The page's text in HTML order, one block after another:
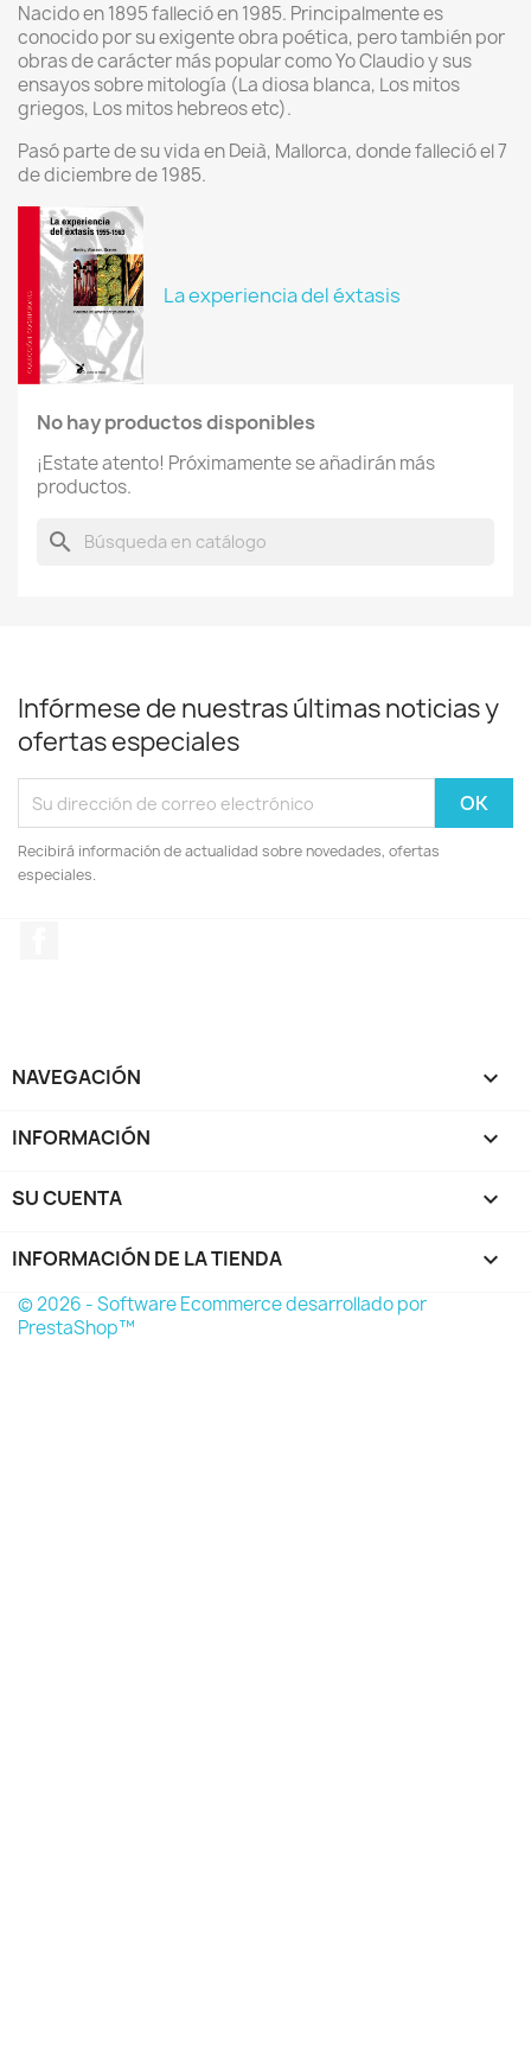
Nacido en 1895 falleció en 1985. Principalmente es
conocido por su exigente obra poética, pero también por
obras de carácter más popular como Yo Claudio y sus
ensayos sobre mitología (La diosa blanca, Los mitos
griegos, Los mitos hebreos etc).
Pasó parte de su vida en Deià, Mallorca, donde falleció el 7
de diciembre de 1985.
La experiencia del éxtasis
No hay productos disponibles
¡Estate atento! Próximamente se añadirán más
productos.
search
Infórmese de nuestras últimas noticias y
ofertas especiales
Recibirá información de actualidad sobre novedades, ofertas
especiales.
NAVEGACIÓN 
INFORMACIÓN 
SU CUENTA 
INFORMACIÓN DE LA TIENDA keyboard_arrow_down
© 2026 - Software Ecommerce desarrollado por
PrestaShop™